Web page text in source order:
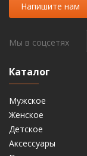
Напишите нам
Мы в соцсетях
Каталог
Мужское
Женское
Детское
Аксессуары